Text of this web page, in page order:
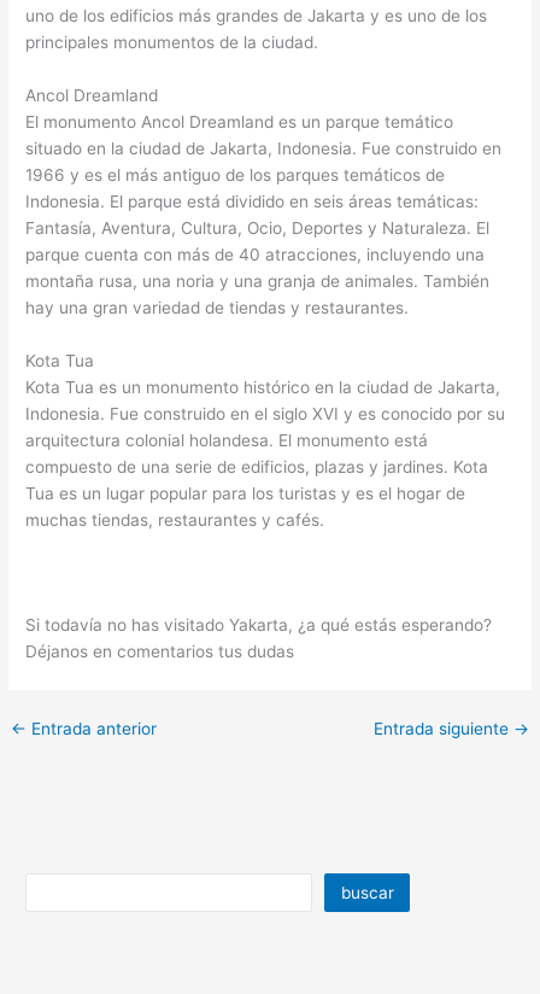
uno de los edificios más grandes de Jakarta y es uno de los
principales monumentos de la ciudad.
Ancol Dreamland
El monumento Ancol Dreamland es un parque temático
situado en la ciudad de Jakarta, Indonesia. Fue construido en
1966 y es el más antiguo de los parques temáticos de
Indonesia. El parque está dividido en seis áreas temáticas:
Fantasía, Aventura, Cultura, Ocio, Deportes y Naturaleza. El
parque cuenta con más de 40 atracciones, incluyendo una
montaña rusa, una noria y una granja de animales. También
hay una gran variedad de tiendas y restaurantes.
Kota Tua
Kota Tua es un monumento histórico en la ciudad de Jakarta,
Indonesia. Fue construido en el siglo XVI y es conocido por su
arquitectura colonial holandesa. El monumento está
compuesto de una serie de edificios, plazas y jardines. Kota
Tua es un lugar popular para los turistas y es el hogar de
muchas tiendas, restaurantes y cafés.
Si todavía no has visitado Yakarta, ¿a qué estás esperando?
Déjanos en comentarios tus dudas
← Entrada anterior Entrada siguiente →
buscar